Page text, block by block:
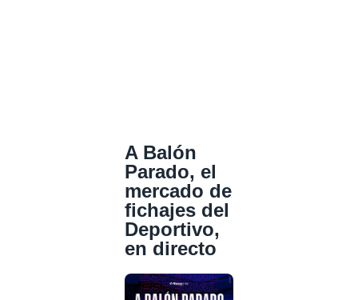
A Balón
Parado, el
mercado de
fichajes del
Deportivo,
en directo